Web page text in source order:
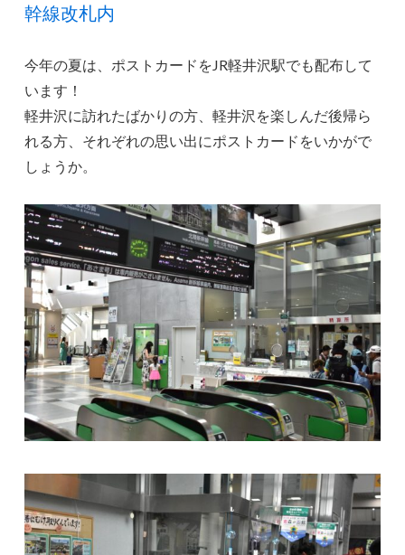
幹線改札内
今年の夏は、ポストカードをJR軽井沢駅でも配布して
います！
軽井沢に訪れたばかりの方、軽井沢を楽しんだ後帰ら
れる方、それぞれの思い出にポストカードをいかがで
しょうか。